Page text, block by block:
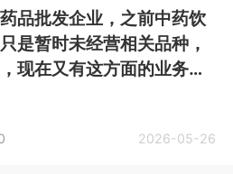
品批发企业，之前中药饮
是暂时未经营相关品种，
现在又有这方面的业务
用中药饮片库，需要做哪
2026-05-26